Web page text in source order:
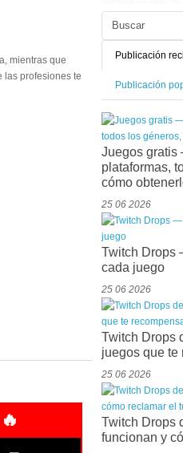
mientras que
las profesiones te
Publicación
Publicación
Juegos
plataformas,
cómo
25 06 2026
Twitch Drops
cada juego
25 06 2026
Twitch Drops
juegos que te
25 06 2026
Twitch Drops
funcionan y